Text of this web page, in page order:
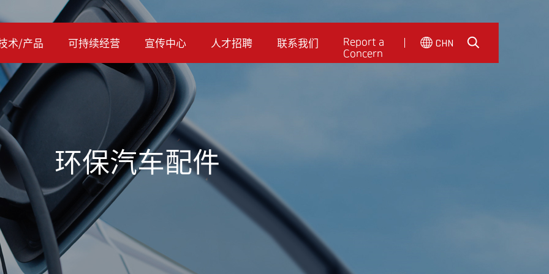
术/产品 可持续经营 宣传中心 人才招聘 联系我们
Report a
Concern
CHN
环保汽车配件